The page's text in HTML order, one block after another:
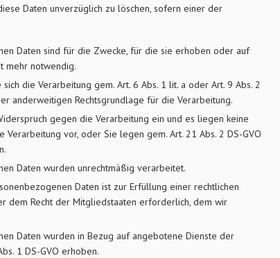
Daten unverzüglich zu löschen, sofern einer der
Daten sind für die Zwecke, für die sie erhoben oder auf
mehr notwendig.
die Verarbeitung gem. Art. 6 Abs. 1 lit. a oder Art. 9 Abs. 2
anderweitigen Rechtsgrundlage für die Verarbeitung.
gegen die Verarbeitung ein und es liegen keine
vor, oder Sie legen gem. Art. 21 Abs. 2 DS-GVO
Daten wurden unrechtmäßig verarbeitet.
Daten ist zur Erfüllung einer rechtlichen
dem Recht der Mitgliedstaaten erforderlich, dem wir
Daten wurden in Bezug auf angebotene Dienste der
1 DS-GVO erhoben.